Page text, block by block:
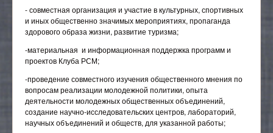
Отраслевой методический совет
- совместная организация и участие в культурных, спортивных
и иных общественно значимых мероприятиях, пропаганда
здорового образа жизни, развитие туризма;
-материальная и информационная поддержка программ и
проектов Клуба РСМ;
-проведение совместного изучения общественного мнения по
вопросам реализации молодежной политики, опыта
деятельности молодежных общественных объединений,
создание научно-исследовательских центров, лабораторий,
научных объединений и обществ, для указанной работы;